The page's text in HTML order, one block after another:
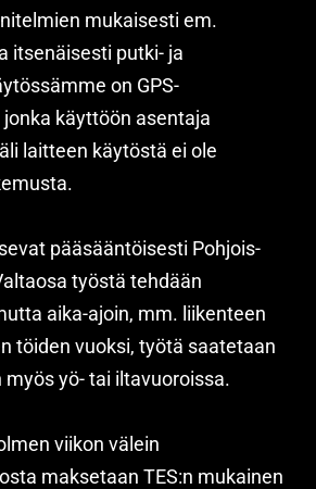
mukaisesti em.
itsenäisesti putki- ja
on GPS-
käyttöön asentaja
laitteen käytöstä ei ole
pääsääntöisesti Pohjois-
työstä tehdään
aika-ajoin, mm. liikenteen
töiden vuoksi, työtä saatetaan
yö- tai iltavuoroissa.
viikon välein
maksetaan TES:n mukainen